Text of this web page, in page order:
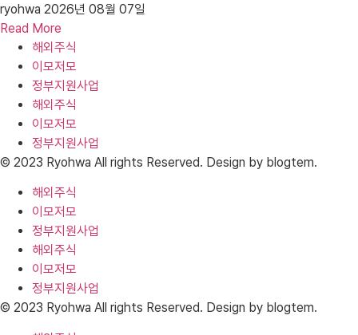
ryohwa 2026년 08월 07일
Read More
해외주식
이모저모
정부지원사업
해외주식
이모저모
정부지원사업
© 2023 Ryohwa All rights Reserved. Design by blogtem.
해외주식
이모저모
정부지원사업
해외주식
이모저모
정부지원사업
© 2023 Ryohwa All rights Reserved. Design by blogtem.